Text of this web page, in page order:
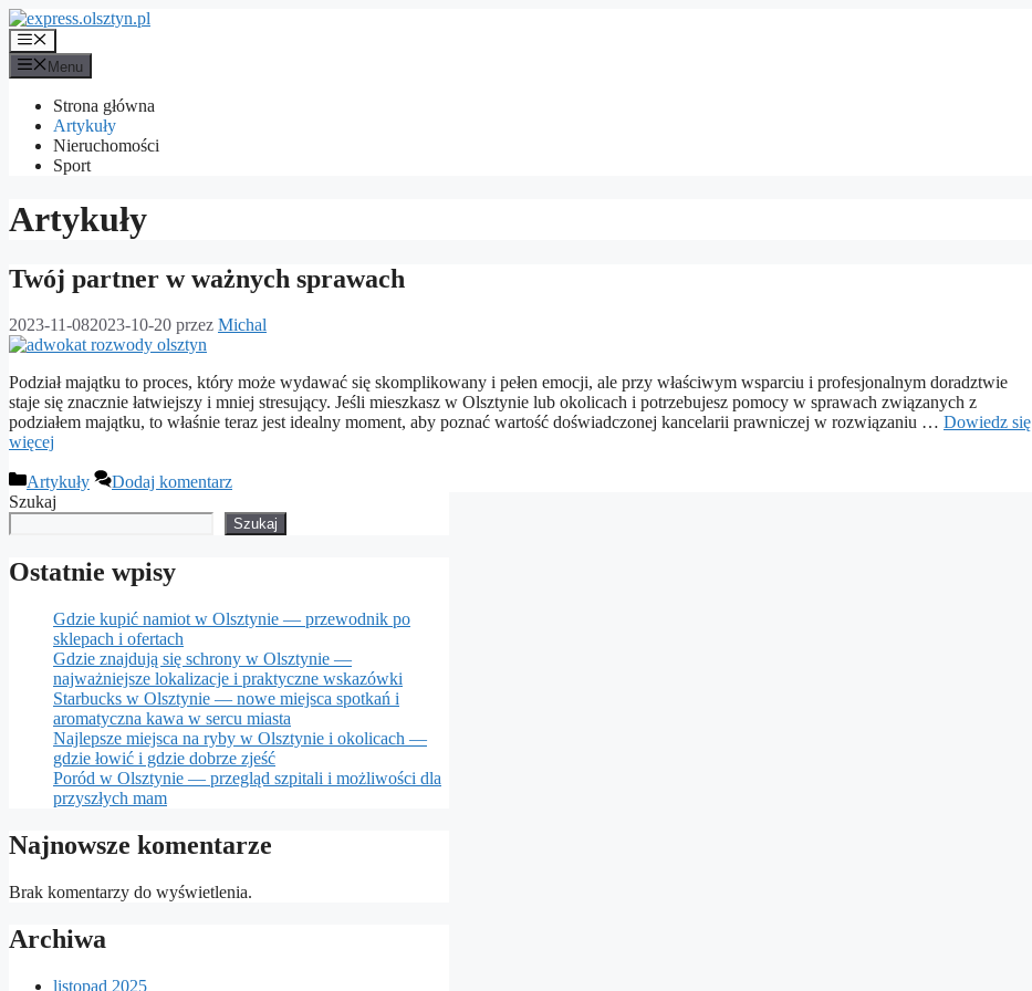
Przejdź
do
treści
Menu
Menu
Strona główna
Artykuły
Nieruchomości
Sport
Artykuły
Twój partner w ważnych sprawach
2023-11-082023-10-20 przez Michal
Podział majątku to proces, który może wydawać się skomplikowany i pełen emocji, ale przy właściwym wsparciu i profesjonalnym doradztwie
staje się znacznie łatwiejszy i mniej stresujący. Jeśli mieszkasz w Olsztynie lub okolicach i potrzebujesz pomocy w sprawach związanych z
podziałem majątku, to właśnie teraz jest idealny moment, aby poznać wartość doświadczonej kancelarii prawniczej w rozwiązaniu … Dowiedz się
więcej
Kategorie
Artykuły
Dodaj komentarz
Szukaj
Szukaj
Ostatnie wpisy
Gdzie kupić namiot w Olsztynie — przewodnik po
sklepach i ofertach
Gdzie znajdują się schrony w Olsztynie —
najważniejsze lokalizacje i praktyczne wskazówki
Starbucks w Olsztynie — nowe miejsca spotkań i
aromatyczna kawa w sercu miasta
Najlepsze miejsca na ryby w Olsztynie i okolicach —
gdzie łowić i gdzie dobrze zjeść
Poród w Olsztynie — przegląd szpitali i możliwości dla
przyszłych mam
Najnowsze komentarze
Brak komentarzy do wyświetlenia.
Archiwa
listopad 2025